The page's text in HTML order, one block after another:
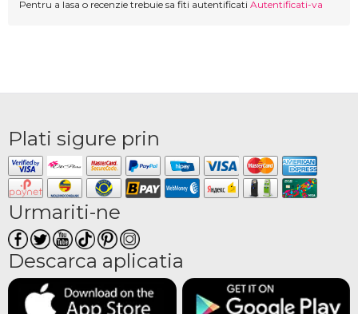
Pentru a lasa o recenzie trebuie sa fiti autentificati Autentificati-va
Plati sigure prin
Urmariti-ne
Descarca aplicatia